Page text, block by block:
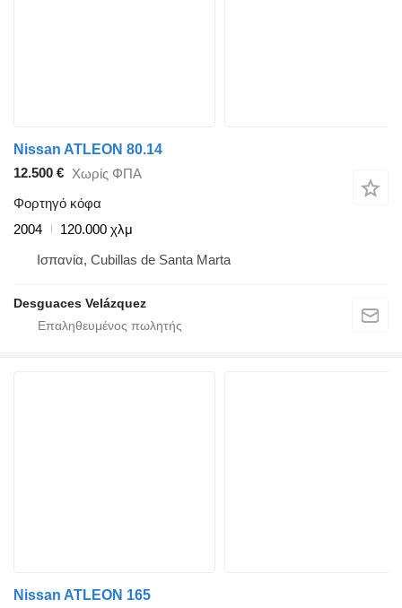
Nissan ATLEON 80.14
12.500 € Χωρίς ΦΠΑ
Φορτηγό κόφα
2004
120.000 χλμ
Ισπανία, Cubillas de Santa Marta
Desguaces Velázquez
Nissan ATLEON 165